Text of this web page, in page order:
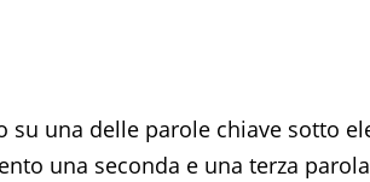
una delle parole chiave sotto
una seconda e una terza